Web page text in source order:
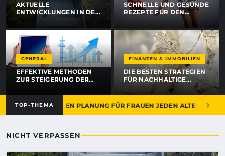
AKTUELLE
ENTWICKLUNGEN IN DER
KENNEN SOLLTEN
SCHNELLE UND GESUNDE
REZEPTE FÜR DEN
HEKTISCHEN ALLTAG
GENERAL
EFFEKTIVE METHODEN
ZUR STEIGERUNG DER
FINANZEN & IMMOBILIEN
DIE BESTEN STRATEGIEN
FÜR NACHHALTIGE
IMMOBILIENINVESTITIONEN
TOP-THEMA
ZUR FINANZIELLEN PLANUNG FÜR FRAUEN JEDEN ALTERS
NICHT VERPASSEN